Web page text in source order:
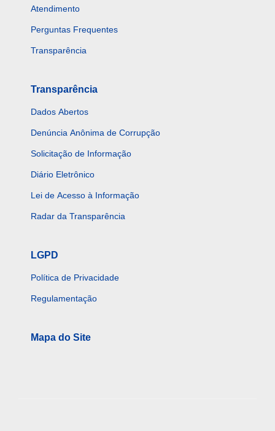
Atendimento
Perguntas Frequentes
Transparência
Transparência
Dados Abertos
Denúncia Anônima de Corrupção
Solicitação de Informação
Diário Eletrônico
Lei de Acesso à Informação
Radar da Transparência
LGPD
Política de Privacidade
Regulamentação
Mapa do Site